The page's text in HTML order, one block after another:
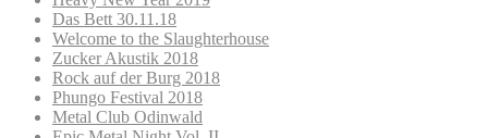
Das Bett 30.11.18
Welcome to the Slaughterhouse
Zucker Akustik 2018
Rock auf der Burg 2018
Phungo Festival 2018
Metal Club Odinwald